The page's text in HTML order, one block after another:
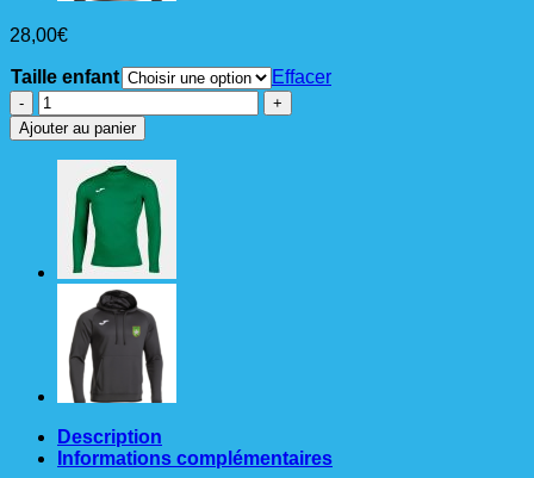
28,00€
Taille enfant
Effacer
quantité
de
SWEAT
ZIP
CHAMPION
entrainement
JOMA
VERT
ENFANT
Ajouter au panier
Description
Informations complémentaires